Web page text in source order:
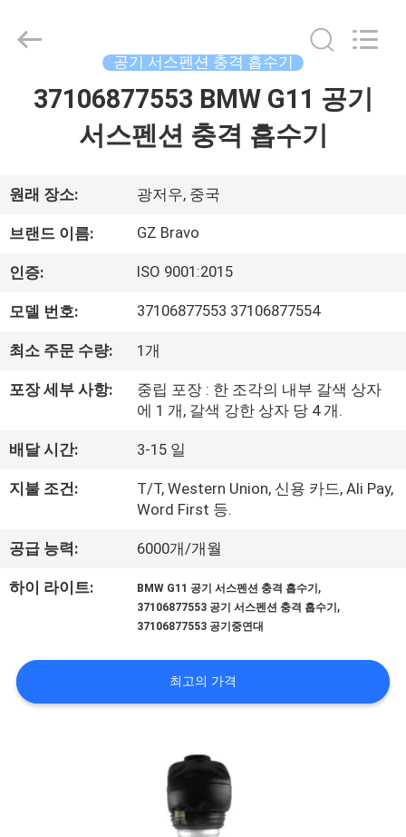
품
회
사
공
견
학
관
2026
Guangzhou
공기 서스펜션 충격 흡수기
37106877553 BMW G11 공기
서스펜션 충격 흡수기
원래 장소: 광저우, 중국
브랜드 이름: GZ Bravo
인증: ISO 9001:2015
모델 번호: 37106877553 37106877554
최소 주문 수량: 1개
포장 세부 사항:
중립 포장 : 한 조각의 내부 갈색 상자
에 1 개, 갈색 강한 상자 당 4 개.
배달 시간: 3-15 일
지불 조건:
T/T, Western Union, 신용 카드, Ali Pay,
Word First 등.
공급 능력: 6000개/개월
하이 라이트: BMW G11 공기 서스펜션 충격 흡수기 ,
37106877553 공기 서스펜션 충격 흡수기 ,
37106877553 공기중연대
최고의 가격